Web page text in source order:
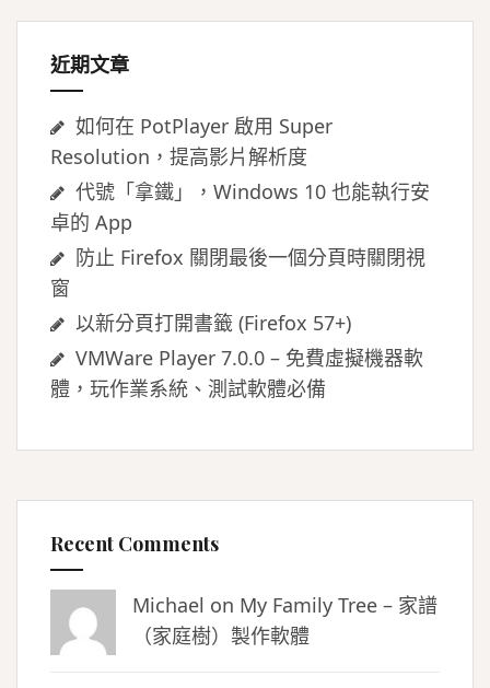
近期文章
如何在 PotPlayer 啟用 Super
Resolution，提高影片解析度
代號「拿鐵」，Windows 10 也能執行安
卓的 App
防止 Firefox 關閉最後一個分頁時關閉視
窗
以新分頁打開書籤 (Firefox 57+)
VMWare Player 7.0.0 – 免費虛擬機器軟
體，玩作業系統、測試軟體必備
Recent Comments
Michael on My Family Tree – 家譜
（家庭樹）製作軟體